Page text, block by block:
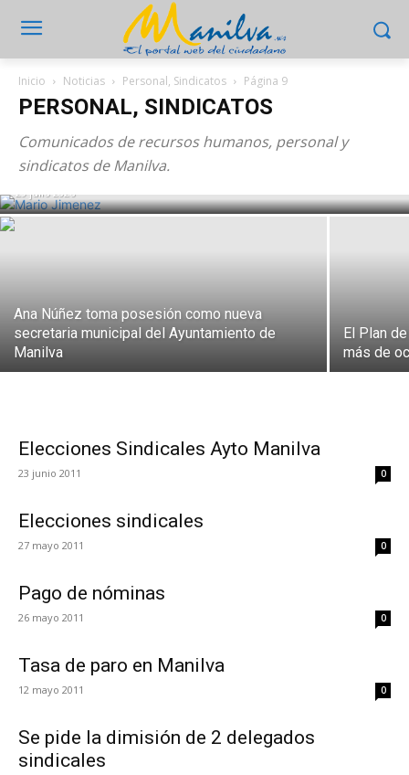
Inicio Noticias Personal, Sindicatos Página 9
PERSONAL, SINDICATOS
Comunicados de recursos humanos, personal y
sindicatos de Manilva.
El alcalde aprueba 88 subidas salariales
y esconde las cifras
29 julio 2026
Ana Núñez toma posesión como nueva
secretaria municipal del Ayuntamiento de
Manilva
El Plan
más de
Elecciones Sindicales Ayto Manilva
23 junio 2011 0
Elecciones sindicales
27 mayo 2011 0
Pago de nóminas
26 mayo 2011 0
Tasa de paro en Manilva
12 mayo 2011 0
Se pide la dimisión de 2 delegados
sindicales